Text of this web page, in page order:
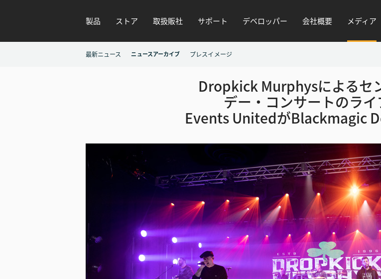
製品 ストア 取扱販社 サポート デベロッパー 会社概要 メディア
最新ニュース ニュースアーカイブ プレスイメージ
Dropkick Murphysによるセ
デー・コンサートのライ
Events UnitedがBlackmagic